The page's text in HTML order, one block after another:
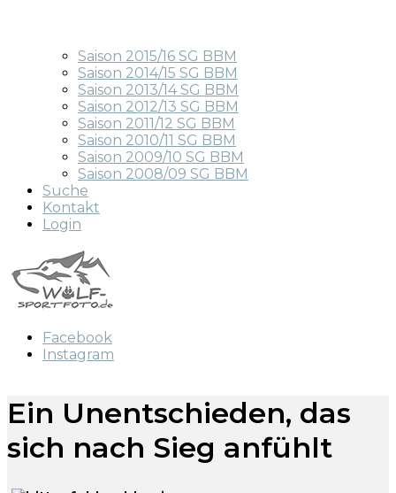
Saison 2015/16 SG BBM
Saison 2014/15 SG BBM
Saison 2013/14 SG BBM
Saison 2012/13 SG BBM
Saison 2011/12 SG BBM
Saison 2010/11 SG BBM
Saison 2009/10 SG BBM
Saison 2008/09 SG BBM
Suche
Kontakt
Login
Facebook
Instagram
Ein Unentschieden, das
sich nach Sieg anfühlt